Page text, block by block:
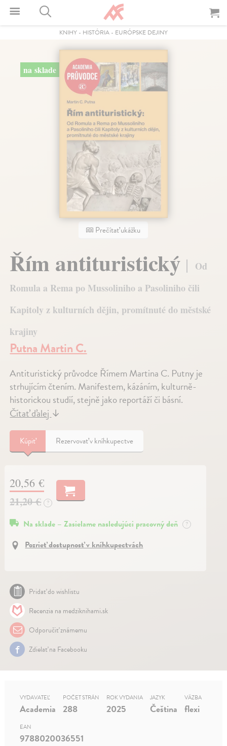
KNIHY - HISTÓRIA - EURÓPSKE DEJINY
na sklade
Prečítať ukážku
Řím antituristický
Od
Romula a Rema po Mussoliniho a Pasoliniho čili
Kapitoly z kulturních dějin, promítnuté do městské
krajiny
Putna Martin C.
Antituristický průvodce Římem Martina C. Putny je
strhujícím čtením. Manifestem, kázáním, kulturně-
historickou studií, stejně jako reportáží či básní.
Čítať ďalej↓
Kúpiť Rezervovať v kníhkupectve
20,56 €
21,20 €
?
Na sklade – Zasielame nasledujúci pracovný deň ?
Pozrieť dostupnosť v kníhkupectvách
Pridať do wishlistu
Recenzia na medziknihami.sk
Odporučiť známemu
Zdielať na Facebooku
VYDAVATEĽ
Academia
POČET STRÁN
288
ROK VYDANIA
2025
JAZYK
Čeština
VÄZBA
flexi
EAN
9788020036551